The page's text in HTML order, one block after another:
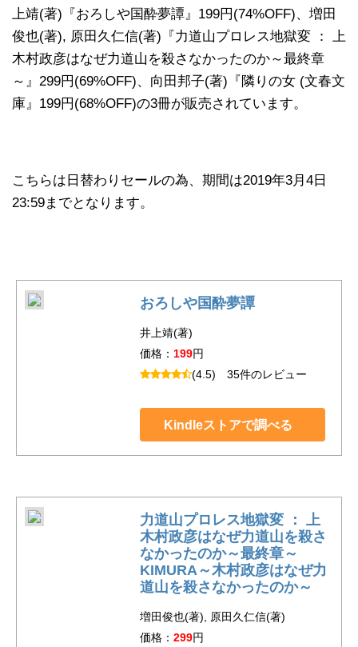
上靖(著)『おろしや国酔夢譚』199円(74%OFF)、増田
俊也(著), 原田久仁信(著)『力道山プロレス地獄変 ： 上
木村政彦はなぜ力道山を殺さなかったのか～最終章
～』299円(69%OFF)、向田邦子(著)『隣りの女 (文春文
庫』199円(68%OFF)の3冊が販売されています。
こちらは日替わりセールの為、期間は2019年3月4日
23:59までとなります。
おろしや国酔夢譚
井上靖(著)
価格： 199円
(4.5) 35件のレビュー
Kindleストアで調べる
力道山プロレス地獄変 ： 上
木村政彦はなぜ力道山を殺さ
なかったのか～最終章～
KIMURA～木村政彦はなぜ力
道山を殺さなかったのか～
増田俊也(著), 原田久仁信(著)
価格： 299円